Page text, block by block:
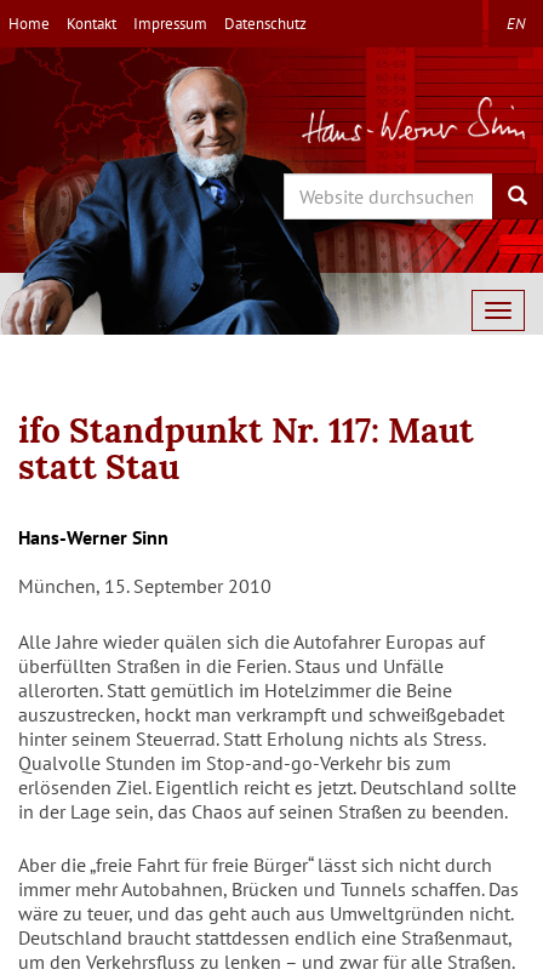
Direkt
zum
Inhalt
Home Kontakt Impressum Datenschutz EN
Search
ifo Standpunkt Nr. 117: Maut
statt Stau
Autor/en
Hans-Werner Sinn
München, 15. September 2010
Alle Jahre wieder quälen sich die Autofahrer Europas auf
überfüllten Straßen in die Ferien. Staus und Unfälle
allerorten. Statt gemütlich im Hotelzimmer die Beine
auszustrecken, hockt man verkrampft und schweißgebadet
hinter seinem Steuerrad. Statt Erholung nichts als Stress.
Qualvolle Stunden im Stop-and-go-Verkehr bis zum
erlösenden Ziel. Eigentlich reicht es jetzt. Deutschland sollte
in der Lage sein, das Chaos auf seinen Straßen zu beenden.
Aber die „freie Fahrt für freie Bürger“ lässt sich nicht durch
immer mehr Autobahnen, Brücken und Tunnels schaffen. Das
wäre zu teuer, und das geht auch aus Umweltgründen nicht.
Deutschland braucht stattdessen endlich eine Straßenmaut,
um den Verkehrsfluss zu lenken – und zwar für alle Straßen.